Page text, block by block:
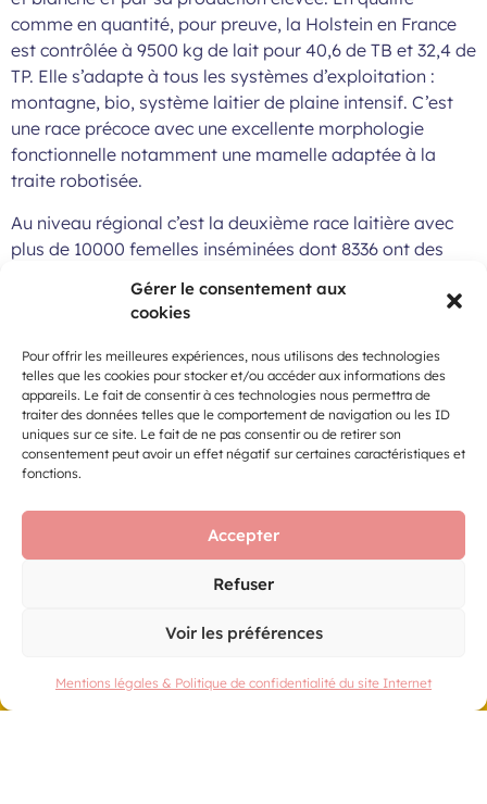
Gérer le consentement aux
cookies
Pour offrir les meilleures expériences, nous utilisons des technologies
telles que les cookies pour stocker et/ou accéder aux informations des
appareils. Le fait de consentir à ces technologies nous permettra de
traiter des données telles que le comportement de navigation ou les ID
uniques sur ce site. Le fait de ne pas consentir ou de retirer son
consentement peut avoir un effet négatif sur certaines caractéristiques et
fonctions.
Accepter
Refuser
Voir les préférences
Mentions légales & Politique de confidentialité du site Internet
comme en quantité, pour preuve, la Holstein en France
est contrôlée à 9500 kg de lait pour 40,6 de TB et 32,4 de
TP. Elle s’adapte à tous les systèmes d’exploitation :
montagne, bio, système laitier de plaine intensif. C’est
une race précoce avec une excellente morphologie
fonctionnelle notamment une mamelle adaptée à la
traite robotisée.
Au niveau régional c’est la deuxième race laitière avec
plus de 10000 femelles inséminées dont 8336 ont des
principalement, pour plus de la moitié des effectifs, dans
le département de la Haute-Saône.
VACHE DE SALON 2026
RETOUR EN IMAGES